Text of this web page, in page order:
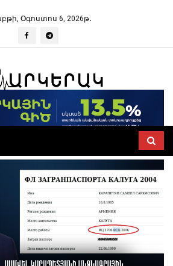
Օգոստոս 6, 2026թ․